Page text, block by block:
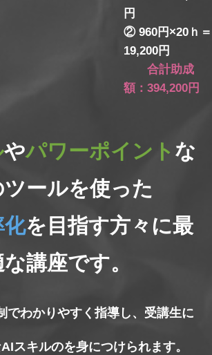
円
② 960円×20ｈ＝
19,200円
合計助成
額：394,200円
やパワーポイント な
ツールを使った
化を目指す方々に最
講座です。
でわかりやすく指導し、受講生に
スキルのを身につけられます。